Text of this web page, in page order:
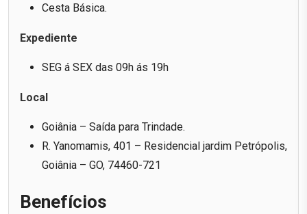
Cesta Básica.
Expediente
SEG á SEX das 09h ás 19h
Local
Goiânia – Saída para Trindade.
R. Yanomamis, 401 – Residencial jardim Petrópolis,
Goiânia – GO, 74460-721
Benefícios